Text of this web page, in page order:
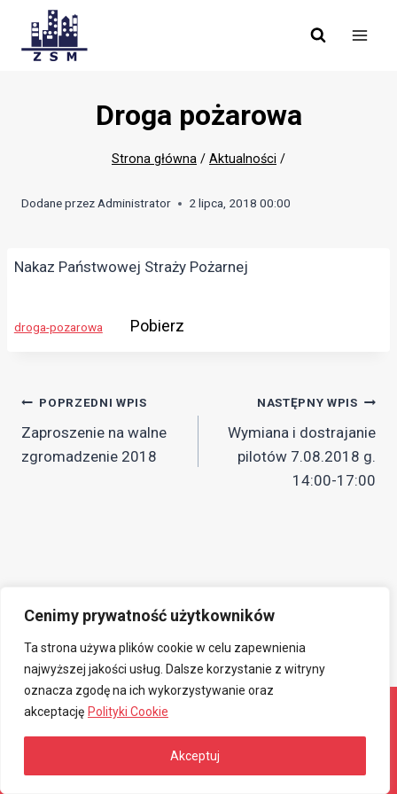
Cenimy prywatność użytkowników
Ta strona używa plików cookie w celu zapewnienia
najwyższej jakości usług. Dalsze korzystanie z witryny
oznacza zgodę na ich wykorzystywanie oraz
akceptację Polityki Cookie
Akceptuj
content
Droga pożarowa
Strona główna / Aktualności /
Dodane przezAdministrator 2 lipca, 2018 00:00
Nakaz Państwowej Straży Pożarnej
droga-pozarowa Pobierz
Nawigacja
wpisu
POPRZEDNI WPIS
Zaproszenie na walne
zgromadzenie 2018
NASTĘPNY WPIS
Wymiana i dostrajanie
pilotów 7.08.2018 g.
14:00-17:00
© 2026 Związkowa Spółdzielnia Mieszkaniowa